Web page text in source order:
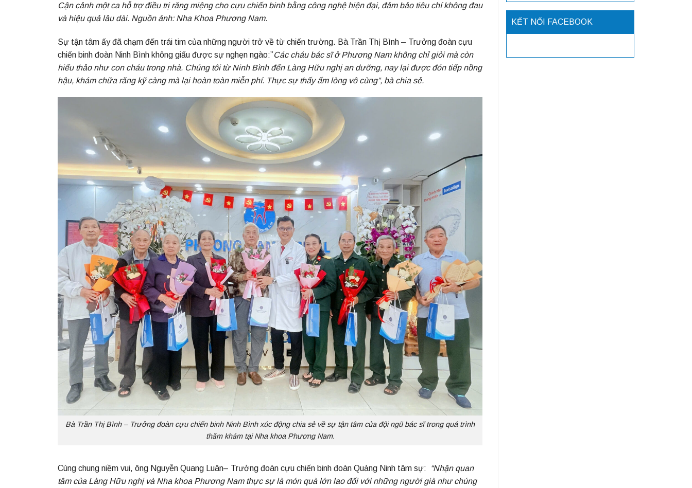
Cận cảnh một ca hỗ trợ điều trị răng miệng cho cựu chiến binh bằng công nghệ hiện đại, đảm bảo tiêu chí không đau
và hiệu quả lâu dài. Nguồn ảnh: Nha Khoa Phương Nam.
Sự tận tâm ấy đã chạm đến trái tim của những người trở về từ chiến trường. Bà Trần Thị Bình – Trưởng đoàn cựu
chiến binh đoàn Ninh Bình không giấu được sự nghẹn ngào:”Các cháu bác sĩ ở Phương Nam không chỉ giỏi mà còn
hiếu thảo như con cháu trong nhà. Chúng tôi từ Ninh BìnhđếnLàng Hữu nghị an dưỡng, nay lại được đón tiếp nồng
hậu, khám chữa răng kỹ càng mà lại hoàn toàn miễn phí. Thực sự thấy ấm lòng vô cùng”, bà chia sẻ.
Bà Trần Thị Bình – Trưởng đoàn cựu chiến binh Ninh Bình xúc động chia sẻ về sự tận tâm của đội ngũ bác sĩ trong quá trình
thăm khám tại Nha khoa Phương Nam.
Cùng chung niềm vui, ông Nguyễn Quang Luân– Trưởng đoàn cựu chiến binh đoàn Quảng Ninh tâm sự:
“Nhận quan
tâm của Làng Hữu nghị và Nha khoa Phương Nam thực sự là món quà lớn lao đối với những người già như chúng
KẾT NỐI FACEBOOK